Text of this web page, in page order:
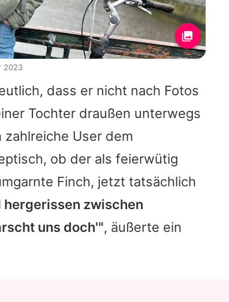
dass er nicht nach Fotos
Tochter draußen unterwegs
User dem
ob der als feierwütig
Finch, jetzt tatsächlich
hergerissen zwischen
uns doch'", äußerte ein
2023